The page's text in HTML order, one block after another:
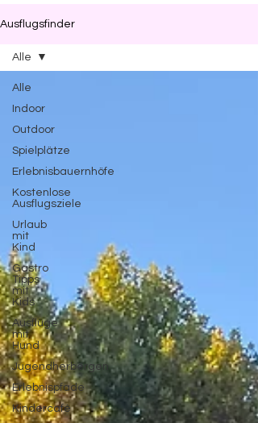
Ausflugsfinder
Alle
Indoor
Outdoor
Spielplätze
Erlebnisbauernhöfe
Kostenlose
Ausflugsziele
Urlaub
mit
Kind
Gastro
Tipps
mit
Kids
Ausflüge
mit
Hund
Jugendherbergen
Erlebnispfade
Kindercafé
Alle